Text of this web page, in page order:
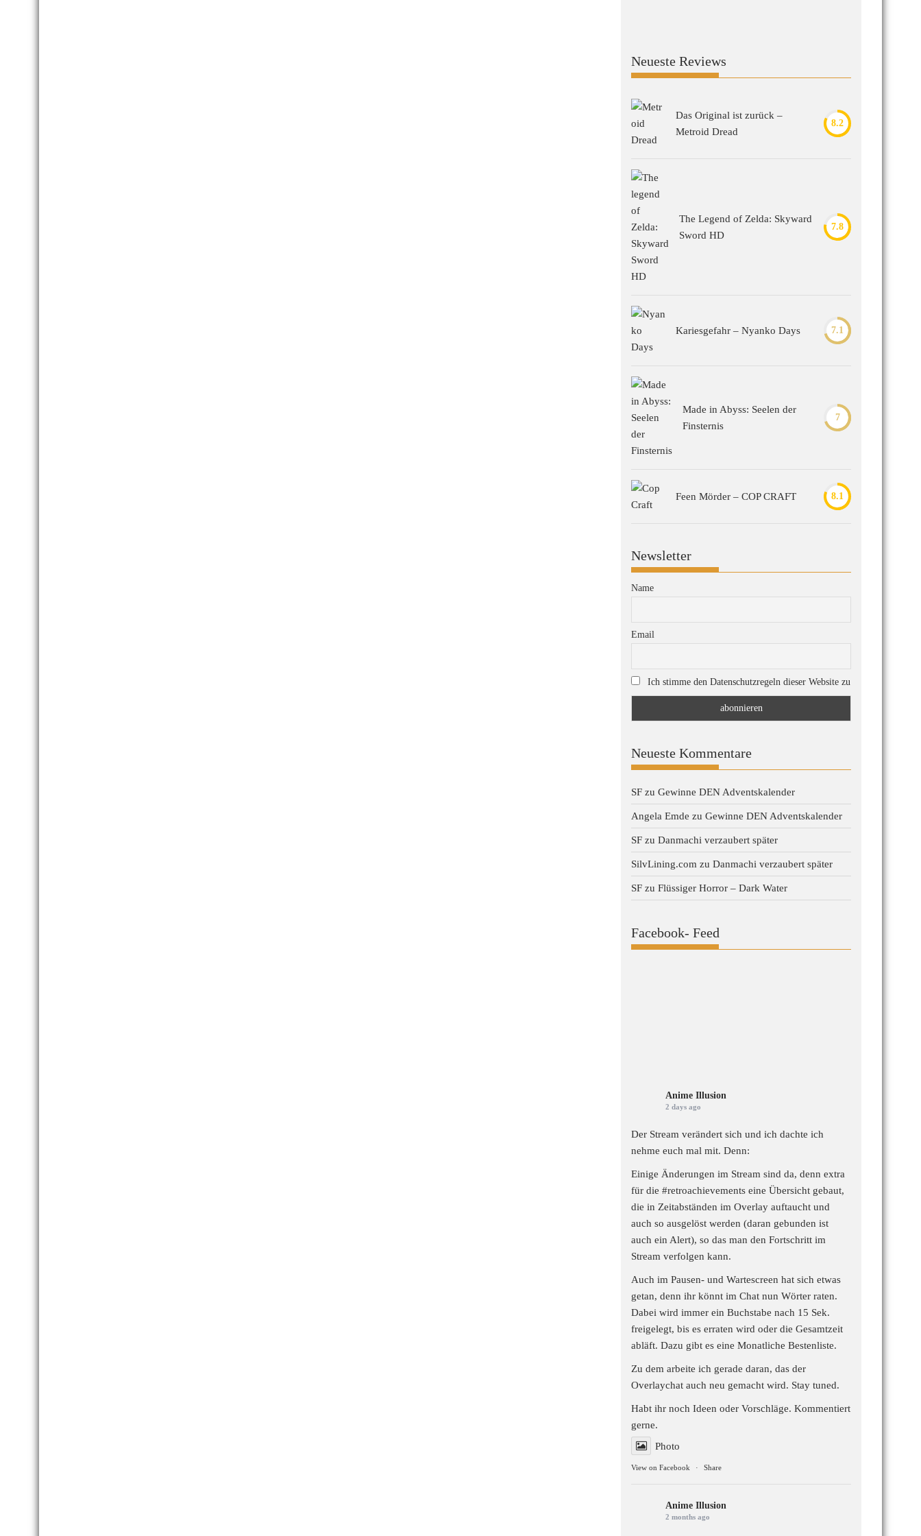
Neueste Reviews
Das Original ist zurück –
Metroid Dread
8.2
The Legend of Zelda: Skyward
Sword HD
7.8
Kariesgefahr – Nyanko Days 7.1
Made in Abyss: Seelen der
Finsternis
7
Feen Mörder – COP CRAFT 8.1
Newsletter
Name
Email
Ich stimme den Datenschutzregeln dieser Website zu
Neueste Kommentare
SF zu Gewinne DEN Adventskalender
Angela Emde zu Gewinne DEN Adventskalender
SF zu Danmachi verzaubert später
SilvLining.com zu Danmachi verzaubert später
SF zu Flüssiger Horror – Dark Water
Facebook- Feed
Anime Illusion
2 days ago
Der Stream verändert sich und ich dachte ich
nehme euch mal mit. Denn:
Einige Änderungen im Stream sind da, denn extra
für die #retroachievements eine Übersicht gebaut,
die in Zeitabständen im Overlay auftaucht und
auch so ausgelöst werden (daran gebunden ist
auch ein Alert), so das man den Fortschritt im
Stream verfolgen kann.
Auch im Pausen- und Wartescreen hat sich etwas
getan, denn ihr könnt im Chat nun Wörter raten.
Dabei wird immer ein Buchstabe nach 15 Sek.
freigelegt, bis es erraten wird oder die Gesamtzeit
abläft. Dazu gibt es eine Monatliche Bestenliste.
Zu dem arbeite ich gerade daran, das der
Overlaychat auch neu gemacht wird. Stay tuned.
Habt ihr noch Ideen oder Vorschläge. Kommentiert
gerne.
Photo
View on Facebook · Share
Anime Illusion
2 months ago